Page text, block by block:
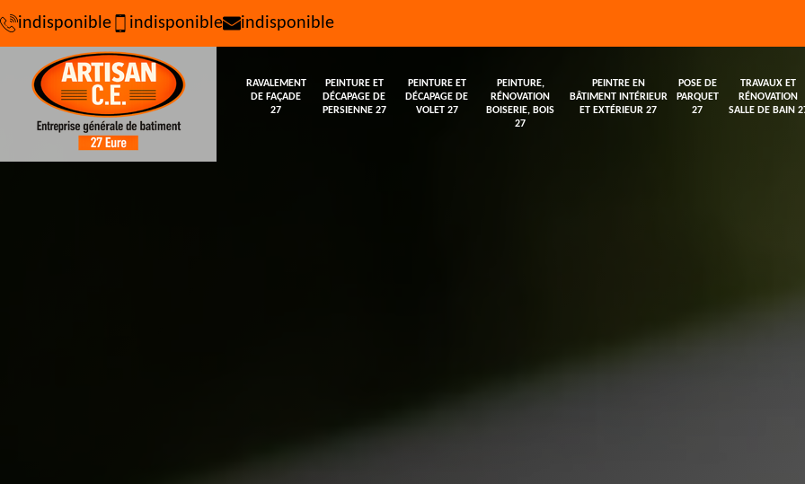
indisponible indisponible indisponible
RAVALEMENT
DE FAÇADE
27
PEINTURE ET
DÉCAPAGE DE
PERSIENNE 27
PEINTURE ET
DÉCAPAGE DE
VOLET 27
PEINTURE,
RÉNOVATION
BOISERIE, BOIS
27
PEINTRE EN
BÂTIMENT INTÉRIEUR
ET EXTÉRIEUR 27
POSE DE
PARQUET
27
TRAVAUX ET
RÉNOVATION
SALLE DE BAIN